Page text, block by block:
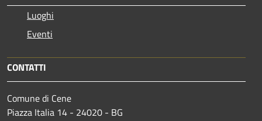
Luoghi
Eventi
CONTATTI
Comune di Cene
Piazza Italia 14 - 24020 - BG